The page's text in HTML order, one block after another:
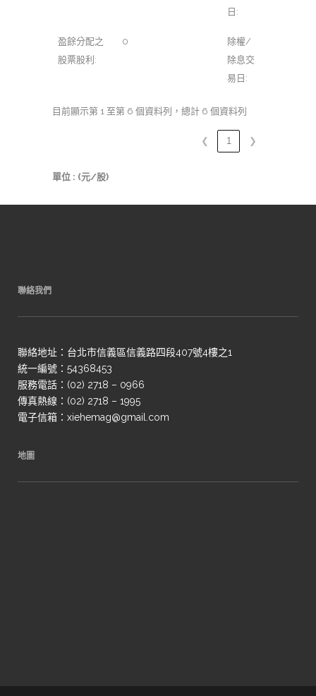
日:
盈餘分配之
股票股利:
0
除權/
除息交
易日:
目前顯示第 1 至第 6 個資料列，總計 6 個資料列
❮ 1 ❯
單位 : (元/股)
聯絡我們
聯絡地址：台北市信義區信義路四段407號4樓之1
統一編號：54368453
服務電話：(02) 2718 – 0966
傳真熱線：(02) 2718 – 1995
電子信箱：xiehemag@gmail.com
地圖